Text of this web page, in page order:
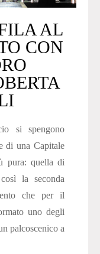
AL
CON
si spengono
di una Capitale
pura: quella di
la seconda
che per il
uno degli
palcoscenico a